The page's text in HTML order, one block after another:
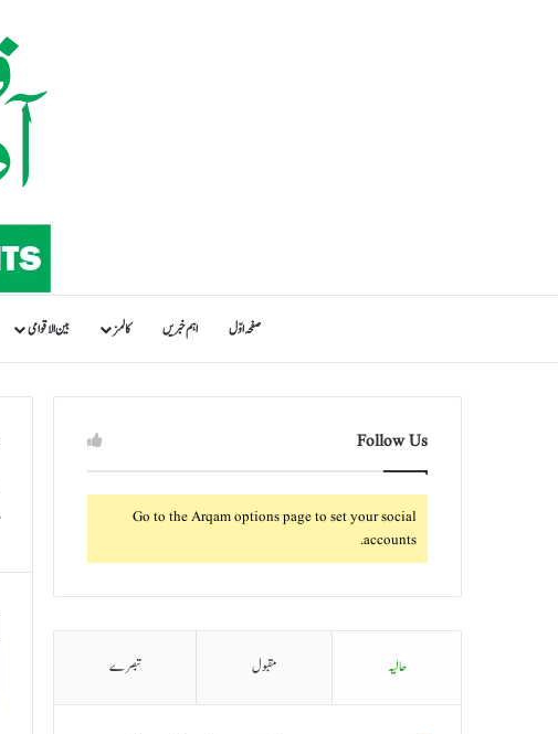
صفحہ اوّل اہم خبریں کالمز بین الاقوامی
Follow Us
Go to the Arqam options page to set your social
accounts.
حالیہ مقبول تبصرے